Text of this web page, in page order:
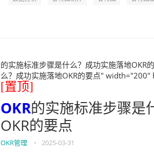
的实施标准步骤是什么？成功实施落地OKR
么？成功实施落地OKR的要点"
[置顶]
OKR的实施标准步骤是
OKR的要点
OKR管理 • 2025-03-31